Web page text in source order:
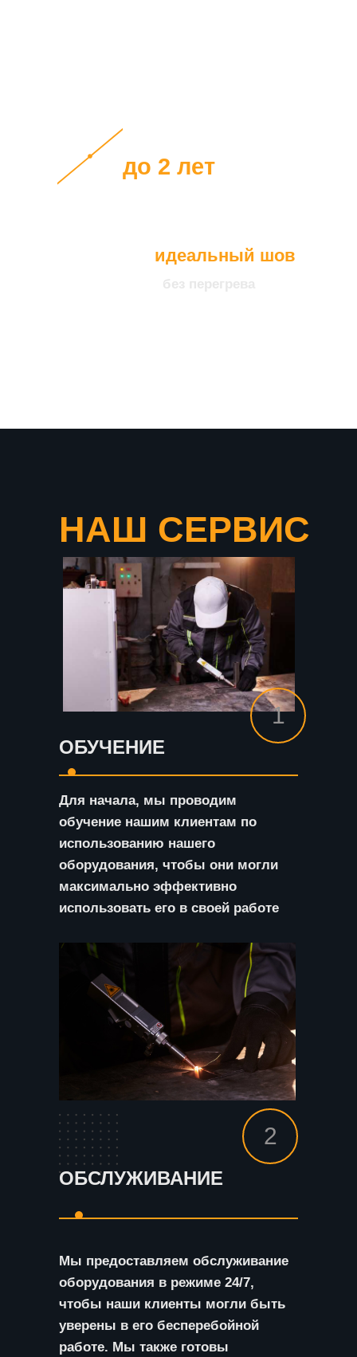
идеальный шов
до 2 лет
2
НАШ СЕРВИС
ОБУЧЕНИЕ
Для начала, мы проводим
обучение нашим клиентам по
использованию нашего
оборудования, чтобы они могли
максимально эффективно
использовать его в своей работе
1
ОБСЛУЖИВАНИЕ
Мы предоставляем обслуживание
оборудования в режиме 24/7,
чтобы наши клиенты могли быть
уверены в его бесперебойной
работе. Мы также готовы